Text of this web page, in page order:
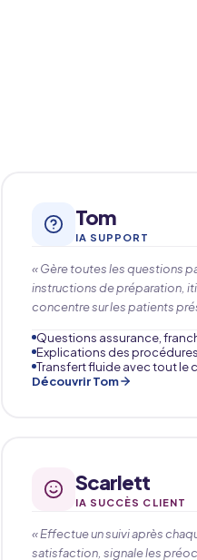
Tom
IA SUPPORT
« Gère toutes les questions
instructions de préparation,
concentre sur les patients
Questions assurance,
Explications des
Transfert fluide avec tout le
Découvrir Tom
Scarlett
IA SUCCÈS CLIENT
« Effectue un suivi après
satisfaction, signale les